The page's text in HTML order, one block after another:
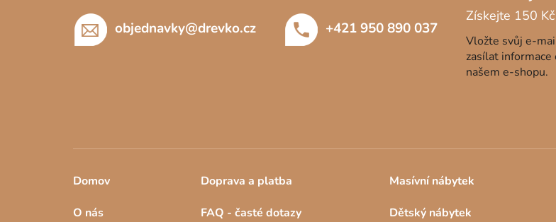
objednavky@drevko.cz +421 950 890 037
Vložte svůj e-
zasílat informace
našem e-shopu.
Domov
O nás
Doprava a platba
FAQ - časté dotazy
Masívní nábytek
Dětský nábytek